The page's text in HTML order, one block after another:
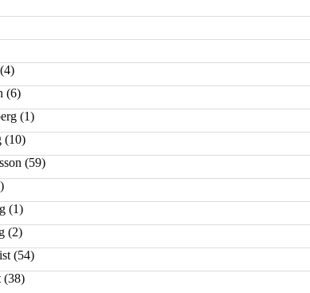
(6)
(1)
(10)
(59)
(1)
(2)
(54)
(38)